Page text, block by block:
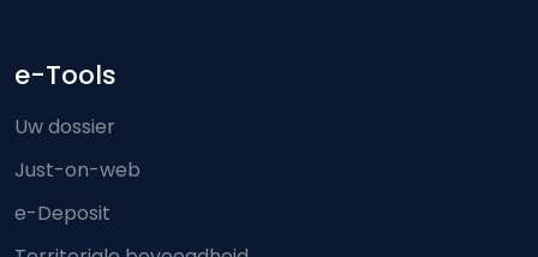
e-Tools
Uw dossier
Just-on-web
e-Deposit